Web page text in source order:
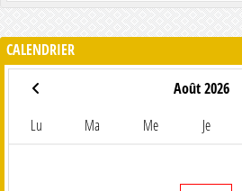
CALENDRIER
Août 2026
Lu Ma Me Je